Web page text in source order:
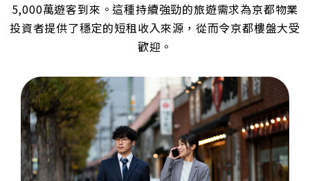
5,000萬遊客到來。這種持續強勁的旅遊需求為京都物業
投資者提供了穩定的短租收入來源，從而令京都樓盤大受
歡迎。